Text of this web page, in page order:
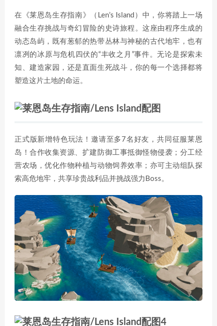
在《莱恩岛生存指南》（Len’s Island）中，你将踏上一场
融合生存挑战与奇幻冒险的史诗旅程。这座由程序生成的
动态岛屿，既有葱郁的热带丛林与神秘的古代地牢，也有
凛冽的冰原与危机四伏的“丰收之月”事件。无论是探索未
知、建造家园，还是直面生死战斗，你的每一个选择都将
塑造这片土地的命运。
正式版新增特色玩法！邀请至多7名好友，共同征服莱恩
岛！合作收集资源、扩建防御工事抵御怪物侵袭；分工经
营农场，优化作物种植与动物饲养效率；亦可主动组队探
索高危地牢，共享珍贵战利品并挑战强力Boss。